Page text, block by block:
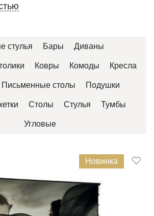
стулья Бары Диваны
Ковры Комоды Кресла
Письменные столы Подушки
Столы Стулья Тумбы
Угловые
Новинка